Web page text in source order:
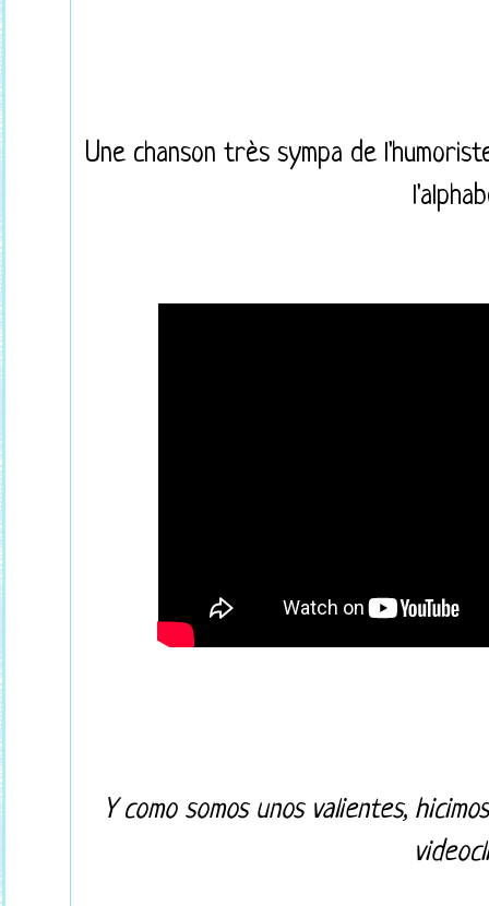
Une chanson très sympa de
Y como somos unos valientes,